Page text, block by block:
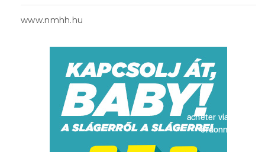
www.nmhh.hu
acheter viagra sans
ordonnance